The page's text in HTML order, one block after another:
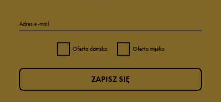
Adres e-mail
Oferta damska Oferta męska
ZAPISZ SIĘ